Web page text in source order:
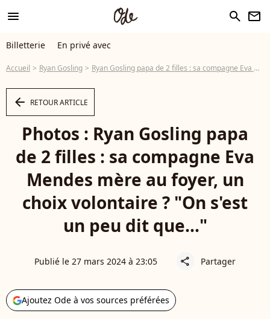
menu search newsletter
Billetterie En privé avec
Accueil Ryan Gosling Ryan Gosling papa de 2 filles : sa compagne Eva Mendes mère au foyer, un choix volontaire ? "On s'est un peu dit que..."
arrow_left RETOUR ARTICLE
Photos : Ryan Gosling papa
de 2 filles : sa compagne Eva
Mendes mère au foyer, un
choix volontaire ? "On s'est
un peu dit que..."
Publié le 27 mars 2024 à 23:05 share Partager
Ajoutez Ode à vos sources préférées